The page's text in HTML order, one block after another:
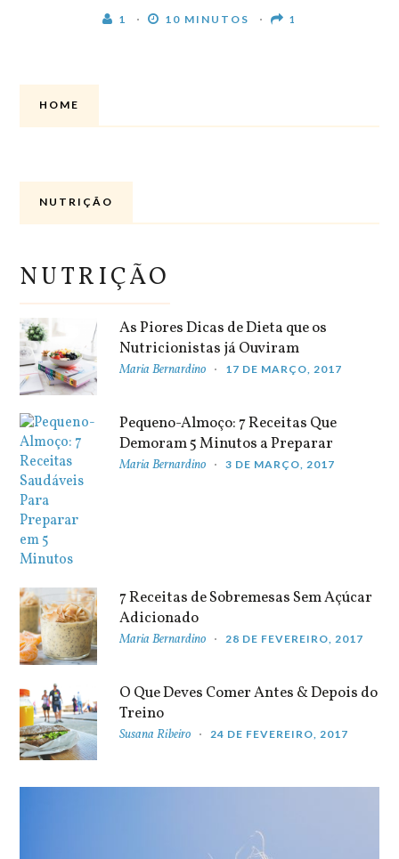
1 10 MINUTOS 1
HOME
NUTRIÇÃO
NUTRIÇÃO
As Piores Dicas de Dieta que os
Nutricionistas já Ouviram
Maria Bernardino 17 DE MARÇO, 2017
Pequeno-Almoço: 7 Receitas Que
Demoram 5 Minutos a Preparar
Maria Bernardino 3 DE MARÇO, 2017
7 Receitas de Sobremesas Sem Açúcar
Adicionado
Maria Bernardino 28 DE FEVEREIRO, 2017
O Que Deves Comer Antes & Depois do
Treino
Susana Ribeiro 24 DE FEVEREIRO, 2017